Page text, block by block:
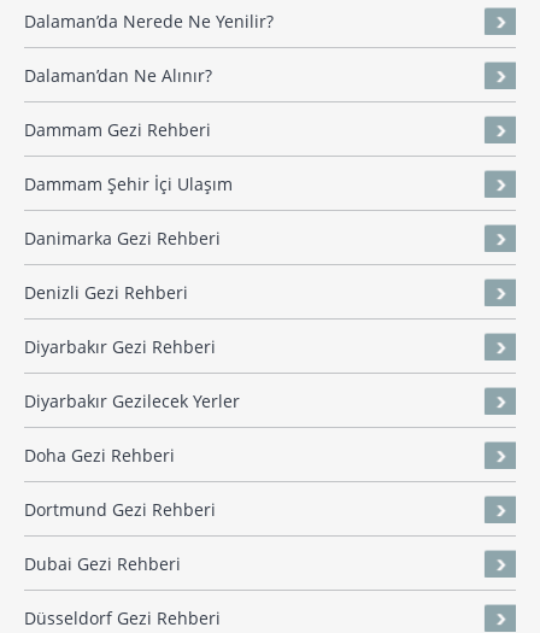
Dalaman’da Nerede Ne Yenilir?
Dalaman’dan Ne Alınır?
Dammam Gezi Rehberi
Dammam Şehir İçi Ulaşım
Danimarka Gezi Rehberi
Denizli Gezi Rehberi
Diyarbakır Gezi Rehberi
Diyarbakır Gezilecek Yerler
Doha Gezi Rehberi
Dortmund Gezi Rehberi
Dubai Gezi Rehberi
Düsseldorf Gezi Rehberi